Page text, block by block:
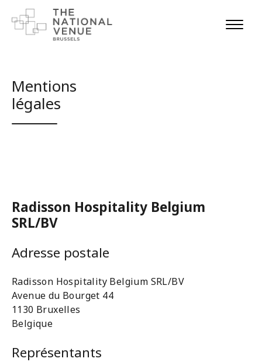
Mentions
légales
Radisson Hospitality Belgium
SRL/BV
Adresse postale
Radisson Hospitality Belgium SRL/BV
Avenue du Bourget 44
1130 Bruxelles
Belgique
Représentants